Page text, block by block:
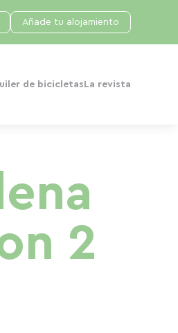
de bicicletas La revista
Añade tu alojamiento
2